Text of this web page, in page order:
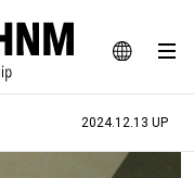
JA
EN
SNAP
タイルWEBマガジン
2024.12.13 UP